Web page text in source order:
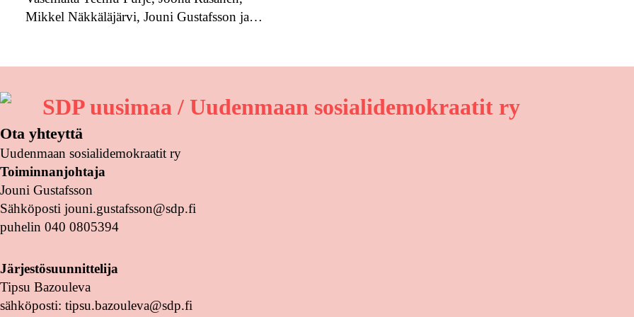
Mikkel Näkkäläjärvi, Jouni Gustafsson ja…
SDP uusimaa / Uudenmaan sosialidemokraatit ry
Ota yhteyttä
Uudenmaan sosialidemokraatit ry
Toiminnanjohtaja
Jouni Gustafsson
Sähköposti jouni.gustafsson@sdp.fi
puhelin 040 0805394
Järjestösuunnittelija
Tipsu Bazouleva
sähköposti: tipsu.bazouleva@sdp.fi